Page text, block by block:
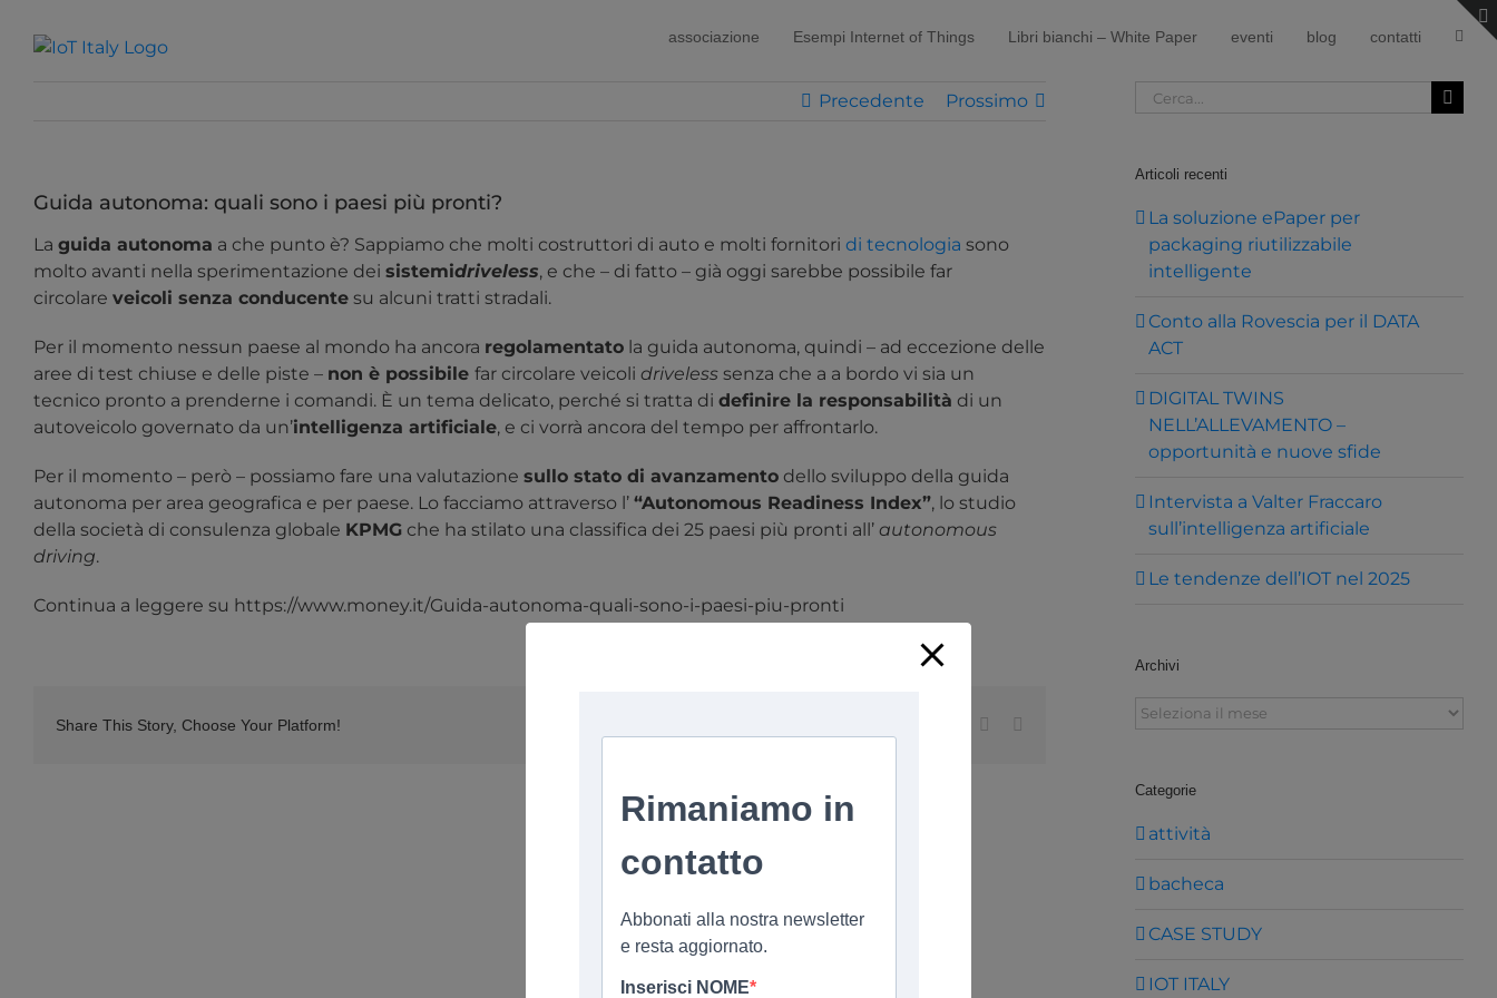
associazione Esempi Internet of Things Libri bianchi – White Paper eventi blog contatti
Precedente Prossimo
Guida autonoma: quali sono i paesi più pronti?
La guida autonoma a che punto è? Sappiamo che molti costruttori di auto e molti fornitori di tecnologia sono
molto avanti nella sperimentazione dei sistemidriveless, e che – di fatto – già oggi sarebbe possibile far
circolare veicoli senza conducente su alcuni tratti stradali.
Per il momento nessun paese al mondo ha ancora regolamentato la guida autonoma, quindi – ad eccezione delle
aree di test chiuse e delle piste – non è possibile far circolare veicoli driveless senza che a a bordo vi sia un
tecnico pronto a prenderne i comandi. È un tema delicato, perché si tratta di definire la responsabilità di un
autoveicolo governato da un’intelligenza artificiale, e ci vorrà ancora del tempo per affrontarlo.
Per il momento – però – possiamo fare una valutazione sullo stato di avanzamento dello sviluppo della guida
autonoma per area geografica e per paese. Lo facciamo attraverso l’ “Autonomous Readiness Index”, lo studio
della società di consulenza globale KPMG che ha stilato una classifica dei 25 paesi più pronti all’ autonomous
driving.
Continua a leggere su https://www.money.it/Guida-autonoma-quali-sono-i-paesi-piu-pronti
Share This Story, Choose Your Platform! Pinterest
Cerca
Articoli recenti
La soluzione ePaper per
packaging riutilizzabile
intelligente
Conto alla Rovescia per il DATA
ACT
DIGITAL TWINS
NELL’ALLEVAMENTO –
opportunità e nuove sfide
Intervista a Valter Fraccaro
sull’intelligenza artificiale
Le tendenze dell’IOT nel 2025
Archivi
Archivi
Categorie
attività
bacheca
CASE STUDY
IOT ITALY